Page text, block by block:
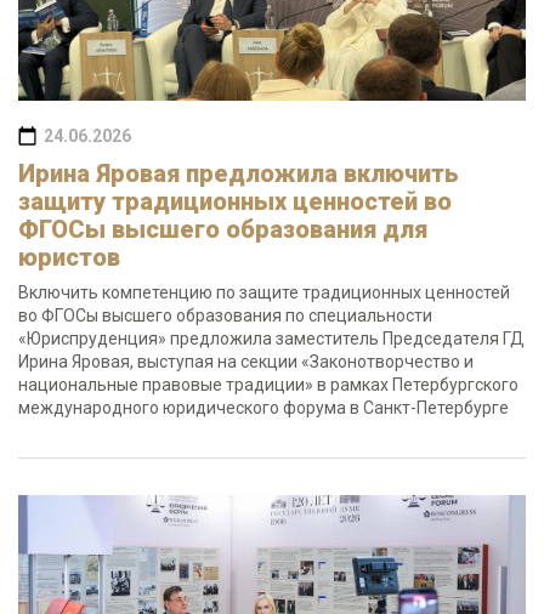
24.06.2026
Ирина Яровая предложила включить
защиту традиционных ценностей во
ФГОСы высшего образования для
юристов
Включить компетенцию по защите традиционных ценностей
во ФГОСы высшего образования по специальности
«Юриспруденция» предложила заместитель Председателя ГД
Ирина Яровая, выступая на секции «Законотворчество и
национальные правовые традиции» в рамках Петербургского
международного юридического форума в Санкт-Петербурге